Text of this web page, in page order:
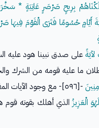
بِرِيحٍ صَرْصَرٍ عَاتِيَةٍ *
أَيَّامٍ حُسُومًا فَتَرَى الْقَوْمَ فِيهَا
على صدق نبينا هود عليه
ما عليه قومه من الشرك
-[٥٩٦]- مع وجود الآيات المقتضية للإيمان
الْعَزِيزُالذي أهلك بقوته قوم